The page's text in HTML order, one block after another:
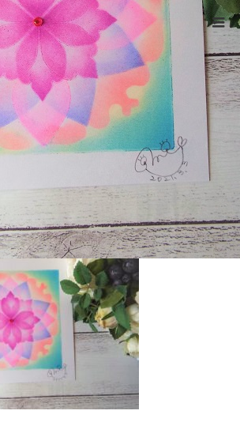
parameter 1 to be string, object given
reiki-kumamoto.com/public_html/wp-
on line 4343